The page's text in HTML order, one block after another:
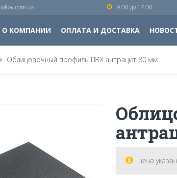
О КОМПАНИИ ОПЛАТА И ДОСТАВКА
9:00 до 17:00
Облицовочный профиль ПВХ антрацит 80 мм
цена